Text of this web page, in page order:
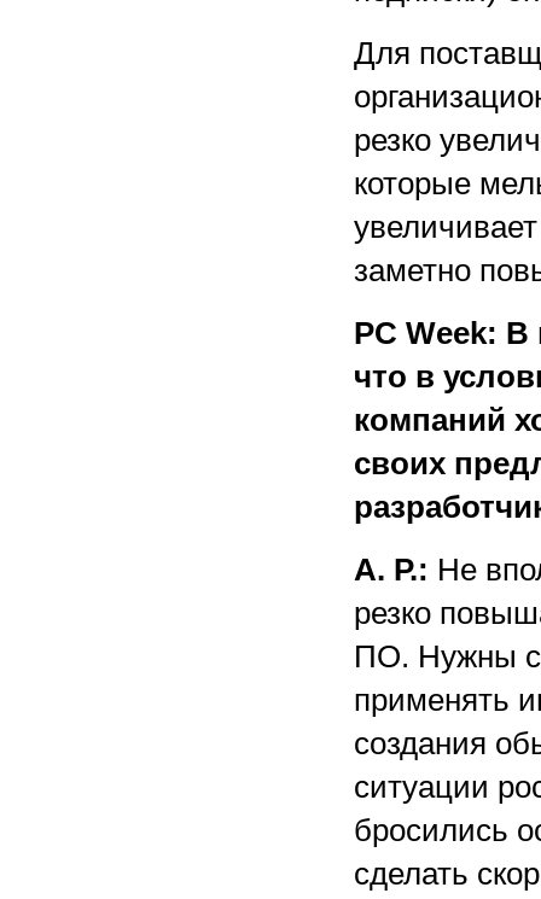
Для
резко
которые
заметно
PC Week: В
что в
компаний
своих
А. Р.: Не
резко
ПО. Нужны
применять
создания
ситуации
бросились
сделать